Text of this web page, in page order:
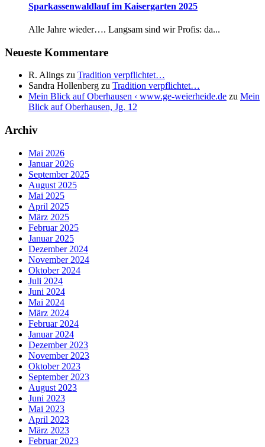
Sparkassenwaldlauf im Kaisergarten 2025
Alle Jahre wieder…. Langsam sind wir Profis: da...
Neueste Kommentare
R. Alings zu Tradition verpflichtet…
Sandra Hollenberg zu Tradition verpflichtet…
Mein Blick auf Oberhausen ‹ www.ge-weierheide.de zu Mein
Blick auf Oberhausen, Jg. 12
Archiv
Mai 2026
Januar 2026
September 2025
August 2025
Mai 2025
April 2025
März 2025
Februar 2025
Januar 2025
Dezember 2024
November 2024
Oktober 2024
Juli 2024
Juni 2024
Mai 2024
März 2024
Februar 2024
Januar 2024
Dezember 2023
November 2023
Oktober 2023
September 2023
August 2023
Juni 2023
Mai 2023
April 2023
März 2023
Februar 2023